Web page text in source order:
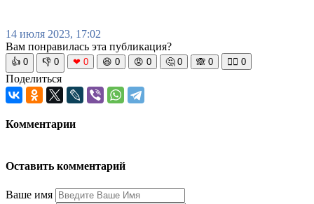
14 июля 2023, 17:02
Вам понравилась эта публикация?
👍 0 👎 0 ❤ 0 😆 0 😡 0 🤔 0 🙈 0 🧘‍♀️ 0
Поделиться
Комментарии
Оставить комментарий
Ваше имя